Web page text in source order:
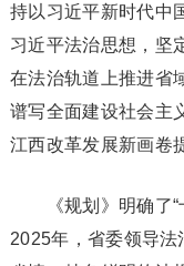
持以习近平新时代中
习近平法治思想，坚
在法治轨道上推进省
谱写全面建设社会主
江西改革发展新画卷
《规划》明确了“
2025年，省委领导法